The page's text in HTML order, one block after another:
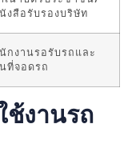
งสือรับรองบริษัท
กงานรอรับรถและ
ที่จอดรถ
ช้งานรถ